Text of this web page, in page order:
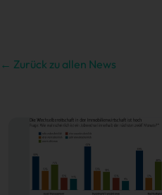
← Zurück zu allen News